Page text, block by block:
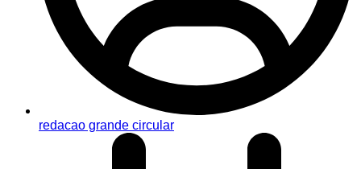
redacao grande circular